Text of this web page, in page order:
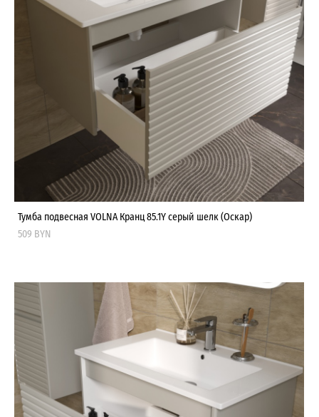
Тумба подвесная VOLNA Кранц 85.1Y серый шелк (Оскар)
509 BYN